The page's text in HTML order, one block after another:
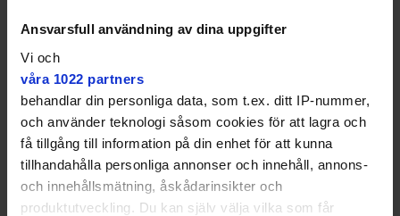
Ansvarsfull användning av dina uppgifter
Vi och
våra 1022 partners
behandlar din personliga data, som t.ex. ditt IP-nummer,
och använder teknologi såsom cookies för att lagra och
få tillgång till information på din enhet för att kunna
tillhandahålla personliga annonser och innehåll, annons-
och innehållsmätning, åskådarinsikter och
produktutveckling. Du kan själv välja vilka som får